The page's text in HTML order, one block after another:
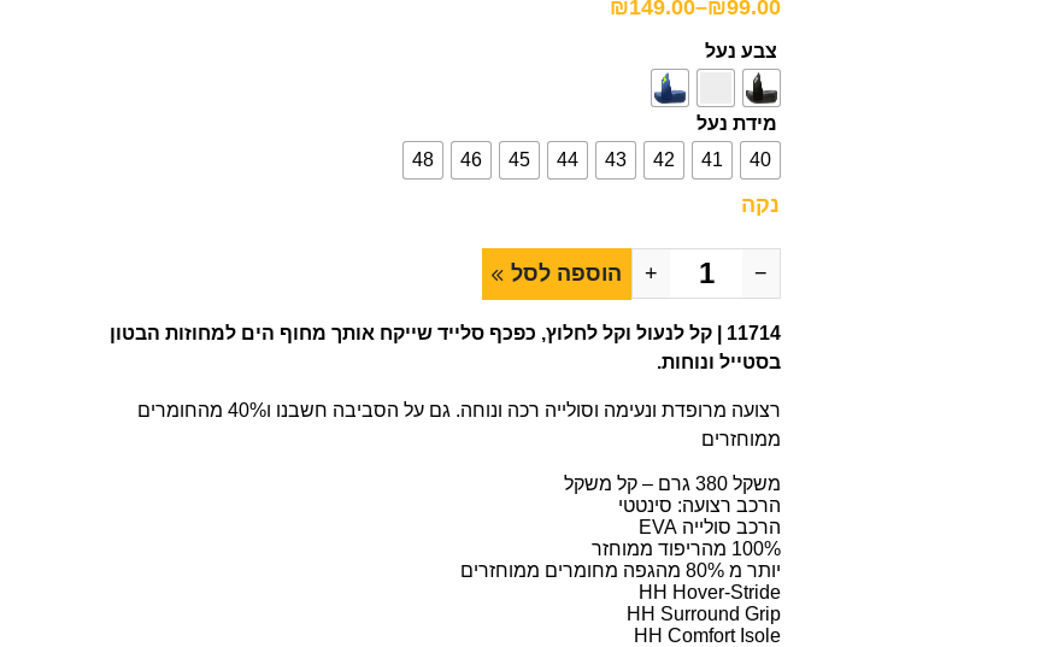
₪99.00
–
₪149.00
צבע נעל
מידת נעל
40
41
42
43
44
45
46
48
נקה
−
+ הוספה לסל
11714 | קל לנעול וקל לחלוץ, כפכף סלייד שייקח אותך מחוף הים למחוזות הבטון
בסטייל ונוחות.
רצועה מרופדת ונעימה וסולייה רכה ונוחה. גם על הסביבה חשבנו ו40% מהחומרים
ממוחזרים
משקל 380 גרם – קל משקל
הרכב רצועה: סינטטי
הרכב סולייה EVA
100% מהריפוד ממוחזר
יותר מ 80% מהגפה מחומרים ממוחזרים
HH Hover-Stride
HH Surround Grip
HH Comfort Isole